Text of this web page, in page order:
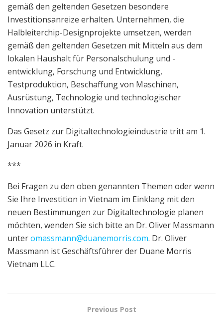
gemäß den geltenden Gesetzen besondere
Investitionsanreize erhalten. Unternehmen, die
Halbleiterchip-Designprojekte umsetzen, werden
gemäß den geltenden Gesetzen mit Mitteln aus dem
lokalen Haushalt für Personalschulung und -
entwicklung, Forschung und Entwicklung,
Testproduktion, Beschaffung von Maschinen,
Ausrüstung, Technologie und technologischer
Innovation unterstützt.
Das Gesetz zur Digitaltechnologieindustrie tritt am 1.
Januar 2026 in Kraft.
***
Bei Fragen zu den oben genannten Themen oder wenn
Sie Ihre Investition in Vietnam im Einklang mit den
neuen Bestimmungen zur Digitaltechnologie planen
möchten, wenden Sie sich bitte an Dr. Oliver Massmann
unteromassmann@duanemorris.com. Dr. Oliver
Massmann ist Geschäftsführer der Duane Morris
Vietnam LLC.
Previous Post